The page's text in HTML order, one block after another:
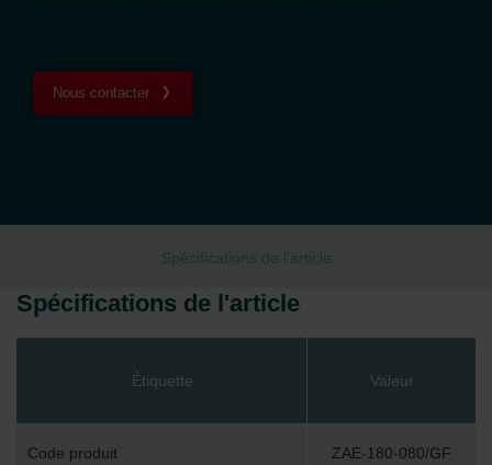
Nous contacter
Spécifications de l'article
Spécifications de l'article
Étiquette Valeur
Code produit ZAE-180-080/GF